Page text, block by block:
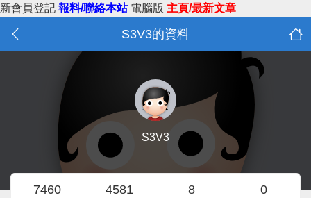
新會員登記 報料/聯絡本站 電腦版 主頁/最新文章
S3V3的資料
S3V3
7460 4581 8 0